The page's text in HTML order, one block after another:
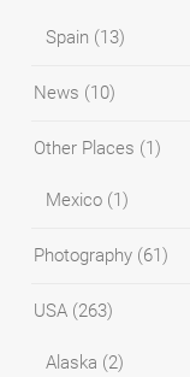
Spain (13)
News (10)
Other Places (1)
Mexico (1)
Photography (61)
USA (263)
Alaska (2)